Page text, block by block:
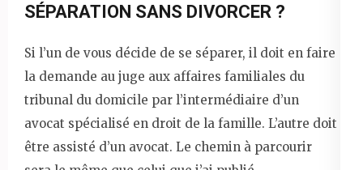
SÉPARATION SANS DIVORCER ?
Si l’un de vous décide de se séparer, il doit en faire
la demande au juge aux affaires familiales du
tribunal du domicile par l’intermédiaire d’un
avocat spécialisé en droit de la famille. L’autre doit
être assisté d’un avocat. Le chemin à parcourir